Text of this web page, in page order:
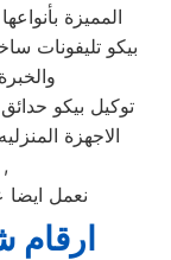
المميزة
بيكو تليفونات
توكيل بيكو
الاجهزة
المعتمدين للماركات العالمية ,
نعمل
ارقام